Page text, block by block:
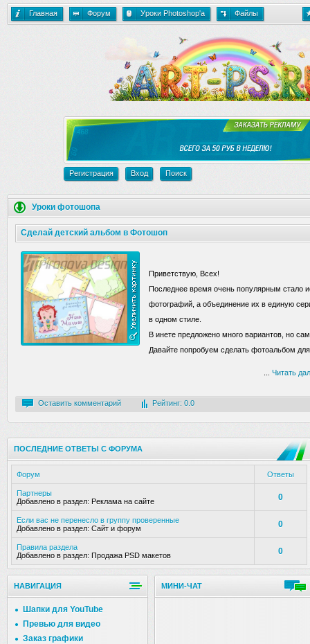
Главная Форум Уроки Photoshop'a Файлы
Регистрация Вход Поиск
Уроки фотошопа
Сделай детский альбом в Фотошоп
Приветствую, Всех!
Последнее время очень популярным стало
фотографий, а объединение их в единую
в одном стиле.
В инете предложено много вариантов, но
Давайте попробуем сделать фотоальбом
Читать
Оставить комментарий Рейтинг: 0.0
ПОСЛЕДНИЕ ОТВЕТЫ С ФОРУМА
Форум Ответы
Партнеры
Добавлено в раздел: Реклама на сайте 0
Если вас не перенесло в группу проверенные
Добавлено в раздел: Сайт и форум 0
Правила раздела
Добавлено в раздел: Продажа PSD макетов 0
НАВИГАЦИЯ
Шапки для YouTube
Превью для видео
Заказ графики
МИНИ-ЧАТ